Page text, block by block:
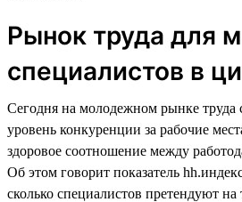
Рынок труда для
специалистов в
Сегодня на молодежном рынке труда
уровень конкуренции за рабочие
здоровое соотношение между
Об этом говорит показатель
сколько специалистов претендуют